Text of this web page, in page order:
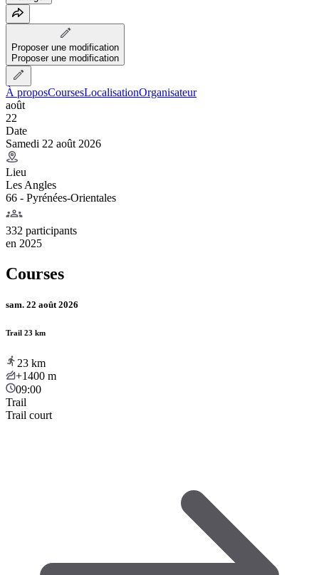
Proposer une modification
Proposer une modification
À proposCoursesLocalisationOrganisateur
août
22
Date
Samedi 22 août 2026
Lieu
Les Angles
66 - Pyrénées-Orientales
332 participants
en 2025
Courses
sam. 22 août 2026
Trail 23 km
23 km
+1400 m
09:00
Trail
Trail court